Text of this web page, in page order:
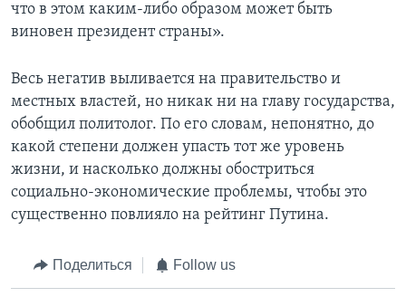
что в этом каким-либо образом может быть
виновен президент страны».
Весь негатив выливается на правительство и
местных властей, но никак ни на главу государства,
обобщил политолог. По его словам, непонятно, до
какой степени должен упасть тот же уровень
жизни, и насколько должны обостриться
социально-экономические проблемы, чтобы это
существенно повлияло на рейтинг Путина.
Поделиться Follow us